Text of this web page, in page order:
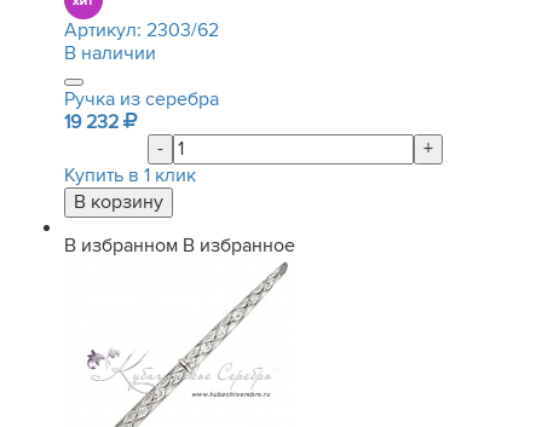
Артикул: 2303/62
В наличии
Ручка из серебра
19 232
-
+
Купить в 1 клик
В избранном В избранное